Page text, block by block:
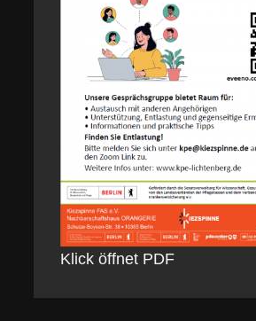
Klick öffnet PDF